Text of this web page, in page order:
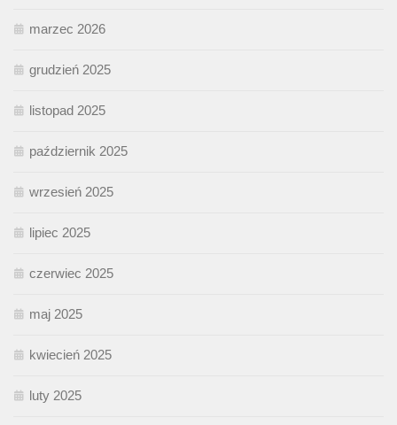
marzec 2026
grudzień 2025
listopad 2025
październik 2025
wrzesień 2025
lipiec 2025
czerwiec 2025
maj 2025
kwiecień 2025
luty 2025